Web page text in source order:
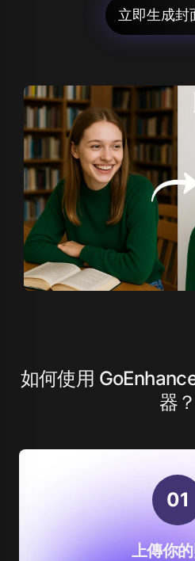
立即生成封
如何使用
器？
01
上傳你